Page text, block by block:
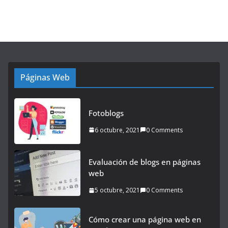
Páginas Web
Fotoblogs
6 octubre, 2021 0 Comments
Evaluación de blogs en páginas
web
5 octubre, 2021 0 Comments
Cómo crear una página web en